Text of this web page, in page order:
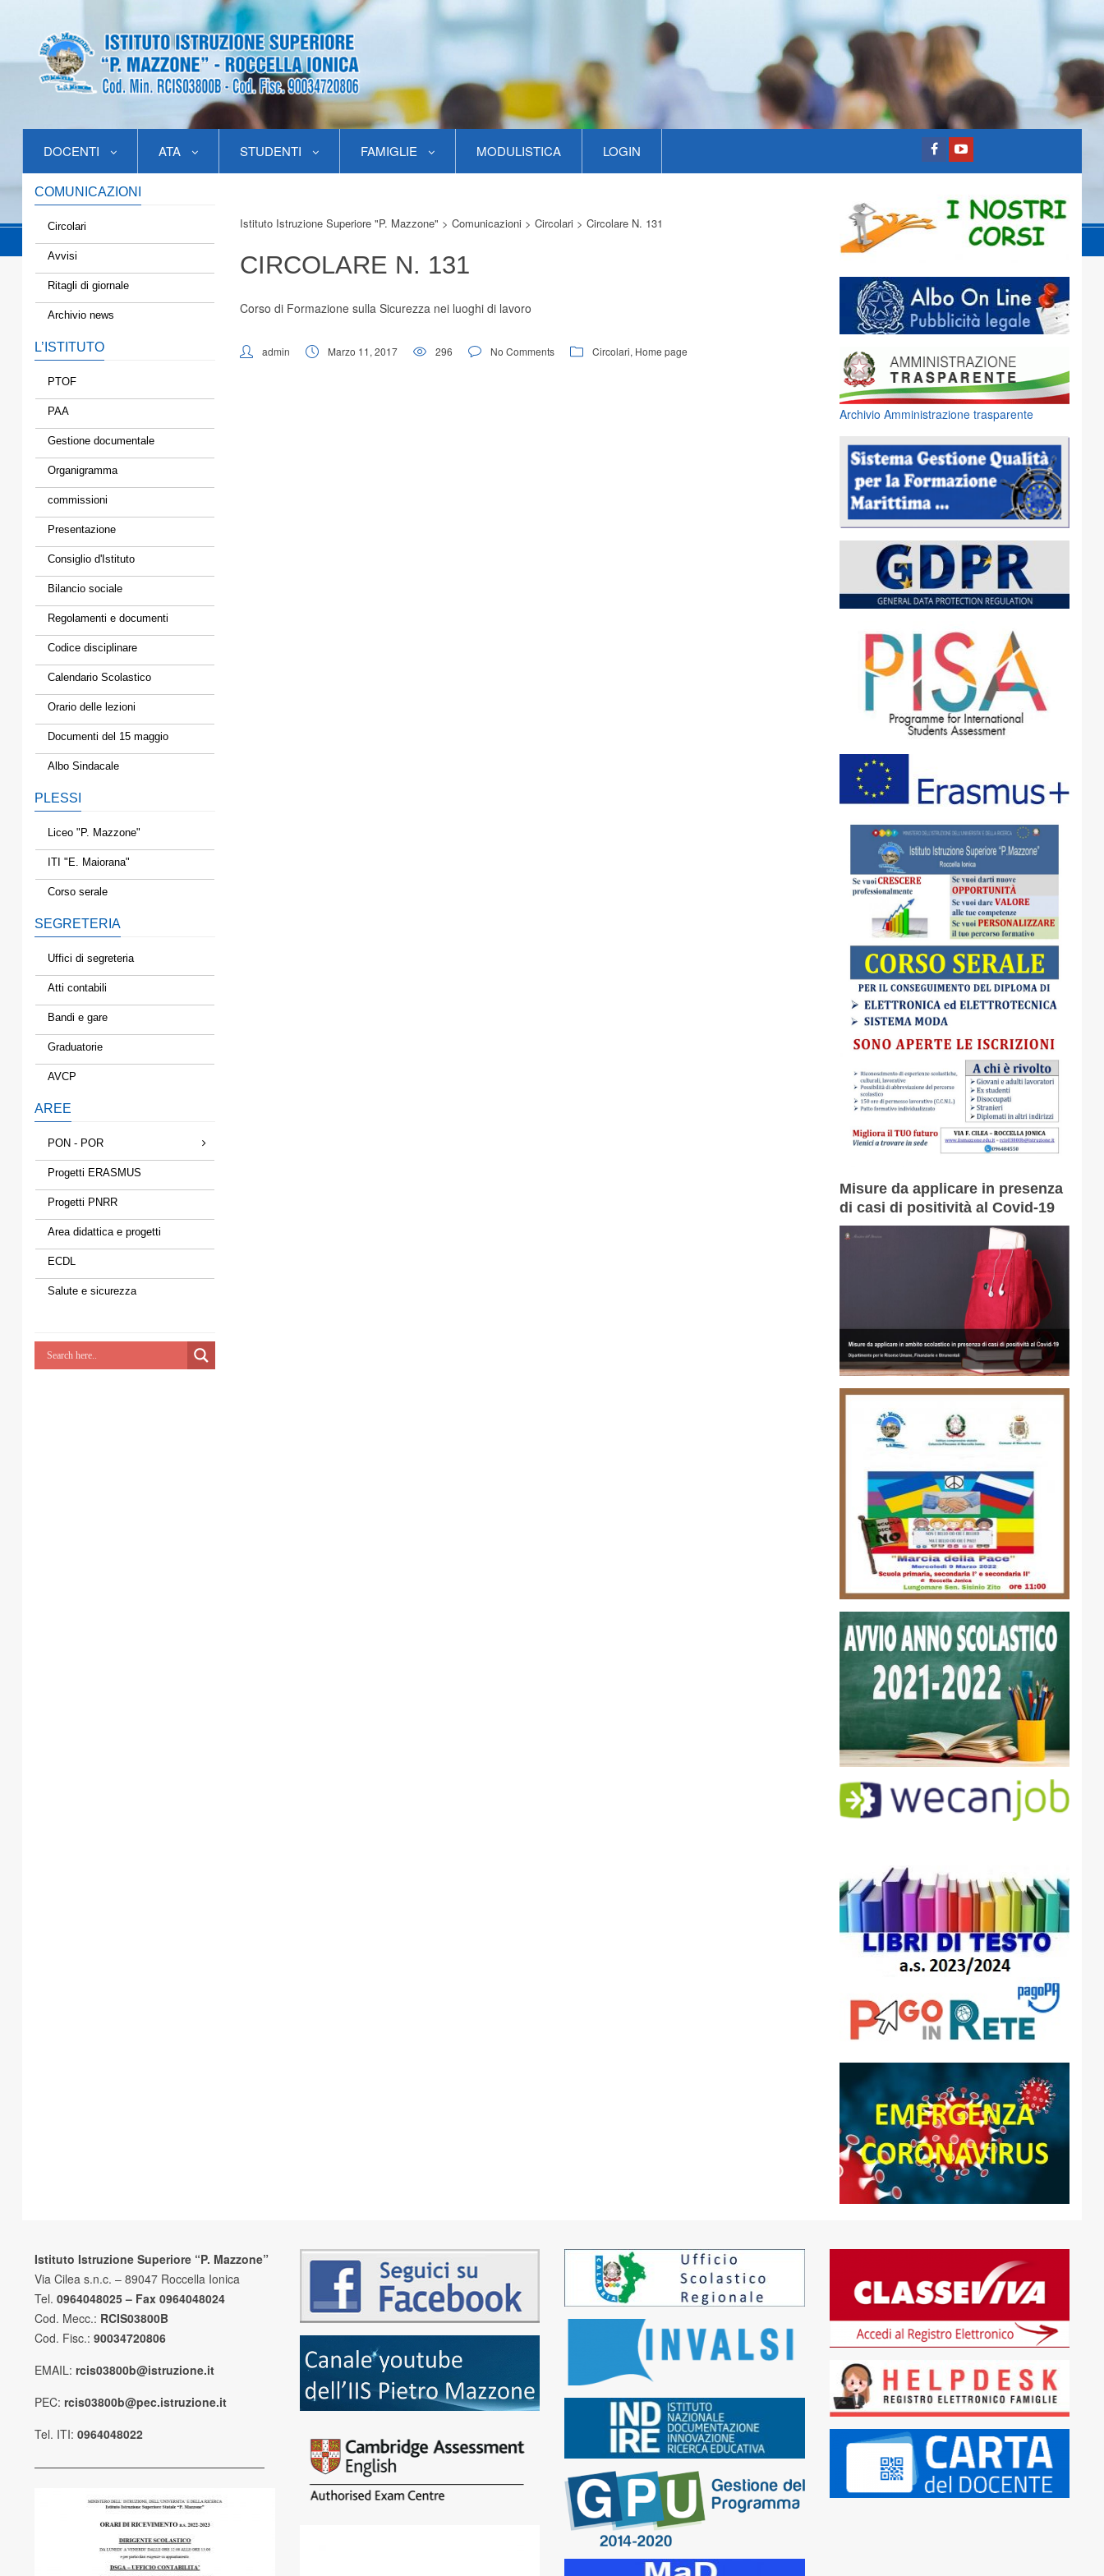
DOCENTI ATA STUDENTI FAMIGLIE MODULISTICA LOGIN
COMUNICAZIONI
Circolari
Avvisi
Ritagli di giornale
Archivio news
L’ISTITUTO
PTOF
PAA
Gestione documentale
Organigramma
commissioni
Presentazione
Consiglio d'Istituto
Bilancio sociale
Regolamenti e documenti
Codice disciplinare
Calendario Scolastico
Orario delle lezioni
Documenti del 15 maggio
Albo Sindacale
PLESSI
Liceo "P. Mazzone"
ITI "E. Maiorana"
Corso serale
SEGRETERIA
Uffici di segreteria
Atti contabili
Bandi e gare
Graduatorie
AVCP
AREE
PON - POR
Progetti ERASMUS
Progetti PNRR
Area didattica e progetti
ECDL
Salute e sicurezza
Istituto Istruzione Superiore "P. Mazzone" > Comunicazioni > Circolari > Circolare N. 131
CIRCOLARE N. 131
Corso di Formazione sulla Sicurezza nei luoghi di lavoro
admin Marzo 11, 2017 296 No Comments Circolari, Home page
Archivio Amministrazione trasparente
Misure da applicare in presenza
di casi di positività al Covid-19
Istituto Istruzione Superiore “P. Mazzone”
Via Cilea s.n.c. – 89047 Roccella Ionica
Tel. 0964048025 – Fax 0964048024
Cod. Mecc.: RCIS03800B
Cod. Fisc.: 90034720806
EMAIL: rcis03800b@istruzione.it
PEC: rcis03800b@pec.istruzione.it
Tel. ITI: 0964048022
————————————————————